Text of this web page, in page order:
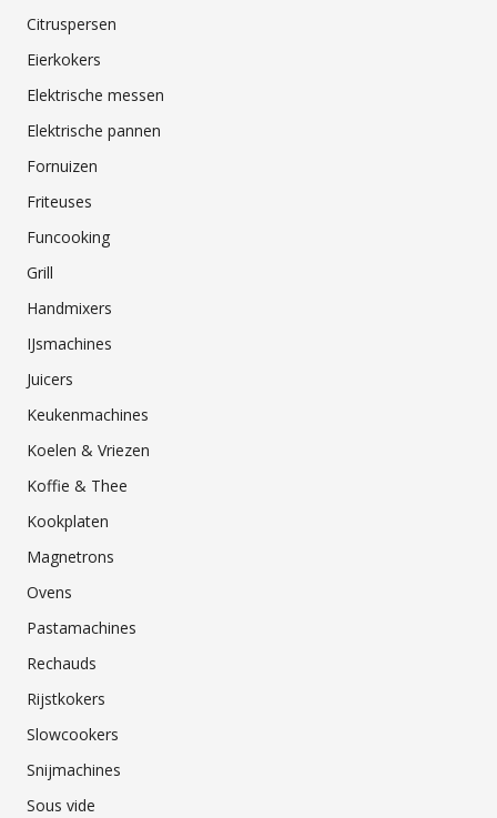
Citruspersen
Eierkokers
Elektrische messen
Elektrische pannen
Fornuizen
Friteuses
Funcooking
Grill
Handmixers
IJsmachines
Juicers
Keukenmachines
Koelen & Vriezen
Koffie & Thee
Kookplaten
Magnetrons
Ovens
Pastamachines
Rechauds
Rijstkokers
Slowcookers
Snijmachines
Sous vide